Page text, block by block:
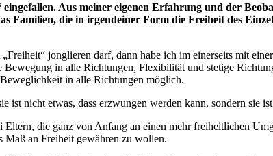
Aus meiner eigenen Erfahrung und der
Familien, die in irgendeiner Form die Freiheit des
jonglieren darf, dann habe ich im einerseits mit
in alle Richtungen, Flexibilität und stetige
in alle Richtungen möglich.
ist nicht etwas, dass erzwungen werden kann, sondern sie
die ganz von Anfang an einen mehr freiheitlichen
Maß an Freiheit gewähren zu wollen.